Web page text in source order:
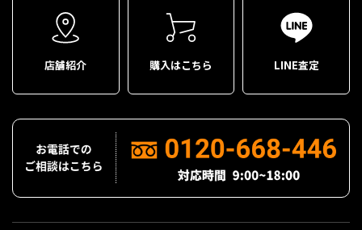
店舗紹介 購入はこちら LINE査定